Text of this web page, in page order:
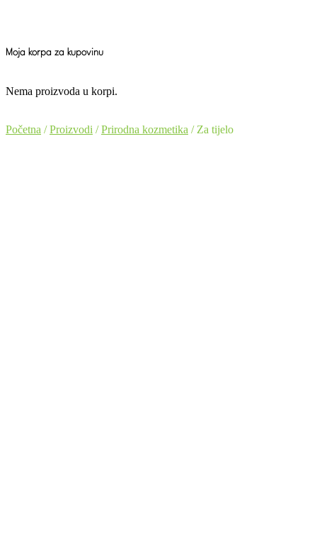
Moja korpa za kupovinu
Nema proizvoda u korpi.
Početna /Proizvodi /Prirodna kozmetika / Za tijelo